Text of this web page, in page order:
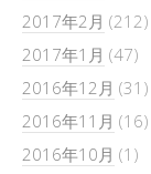
2017年2月 (212)
2017年1月 (47)
2016年12月 (31)
2016年11月 (16)
2016年10月 (1)